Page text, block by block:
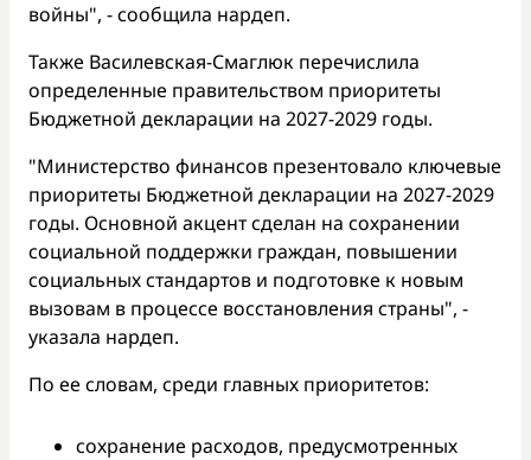
войны", - сообщила нардеп.
Также Василевская-Смаглюк перечислила
определенные правительством приоритеты
Бюджетной декларации на 2027-2029 годы.
"Министерство финансов презентовало ключевые
приоритеты Бюджетной декларации на 2027-2029
годы. Основной акцент сделан на сохранении
социальной поддержки граждан, повышении
социальных стандартов и подготовке к новым
вызовам в процессе восстановления страны", -
указала нардеп.
По ее словам, среди главных приоритетов:
сохранение расходов, предусмотренных